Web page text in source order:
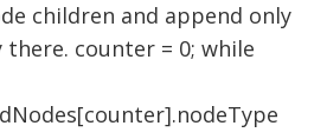
children and append only
there. counter = 0; while